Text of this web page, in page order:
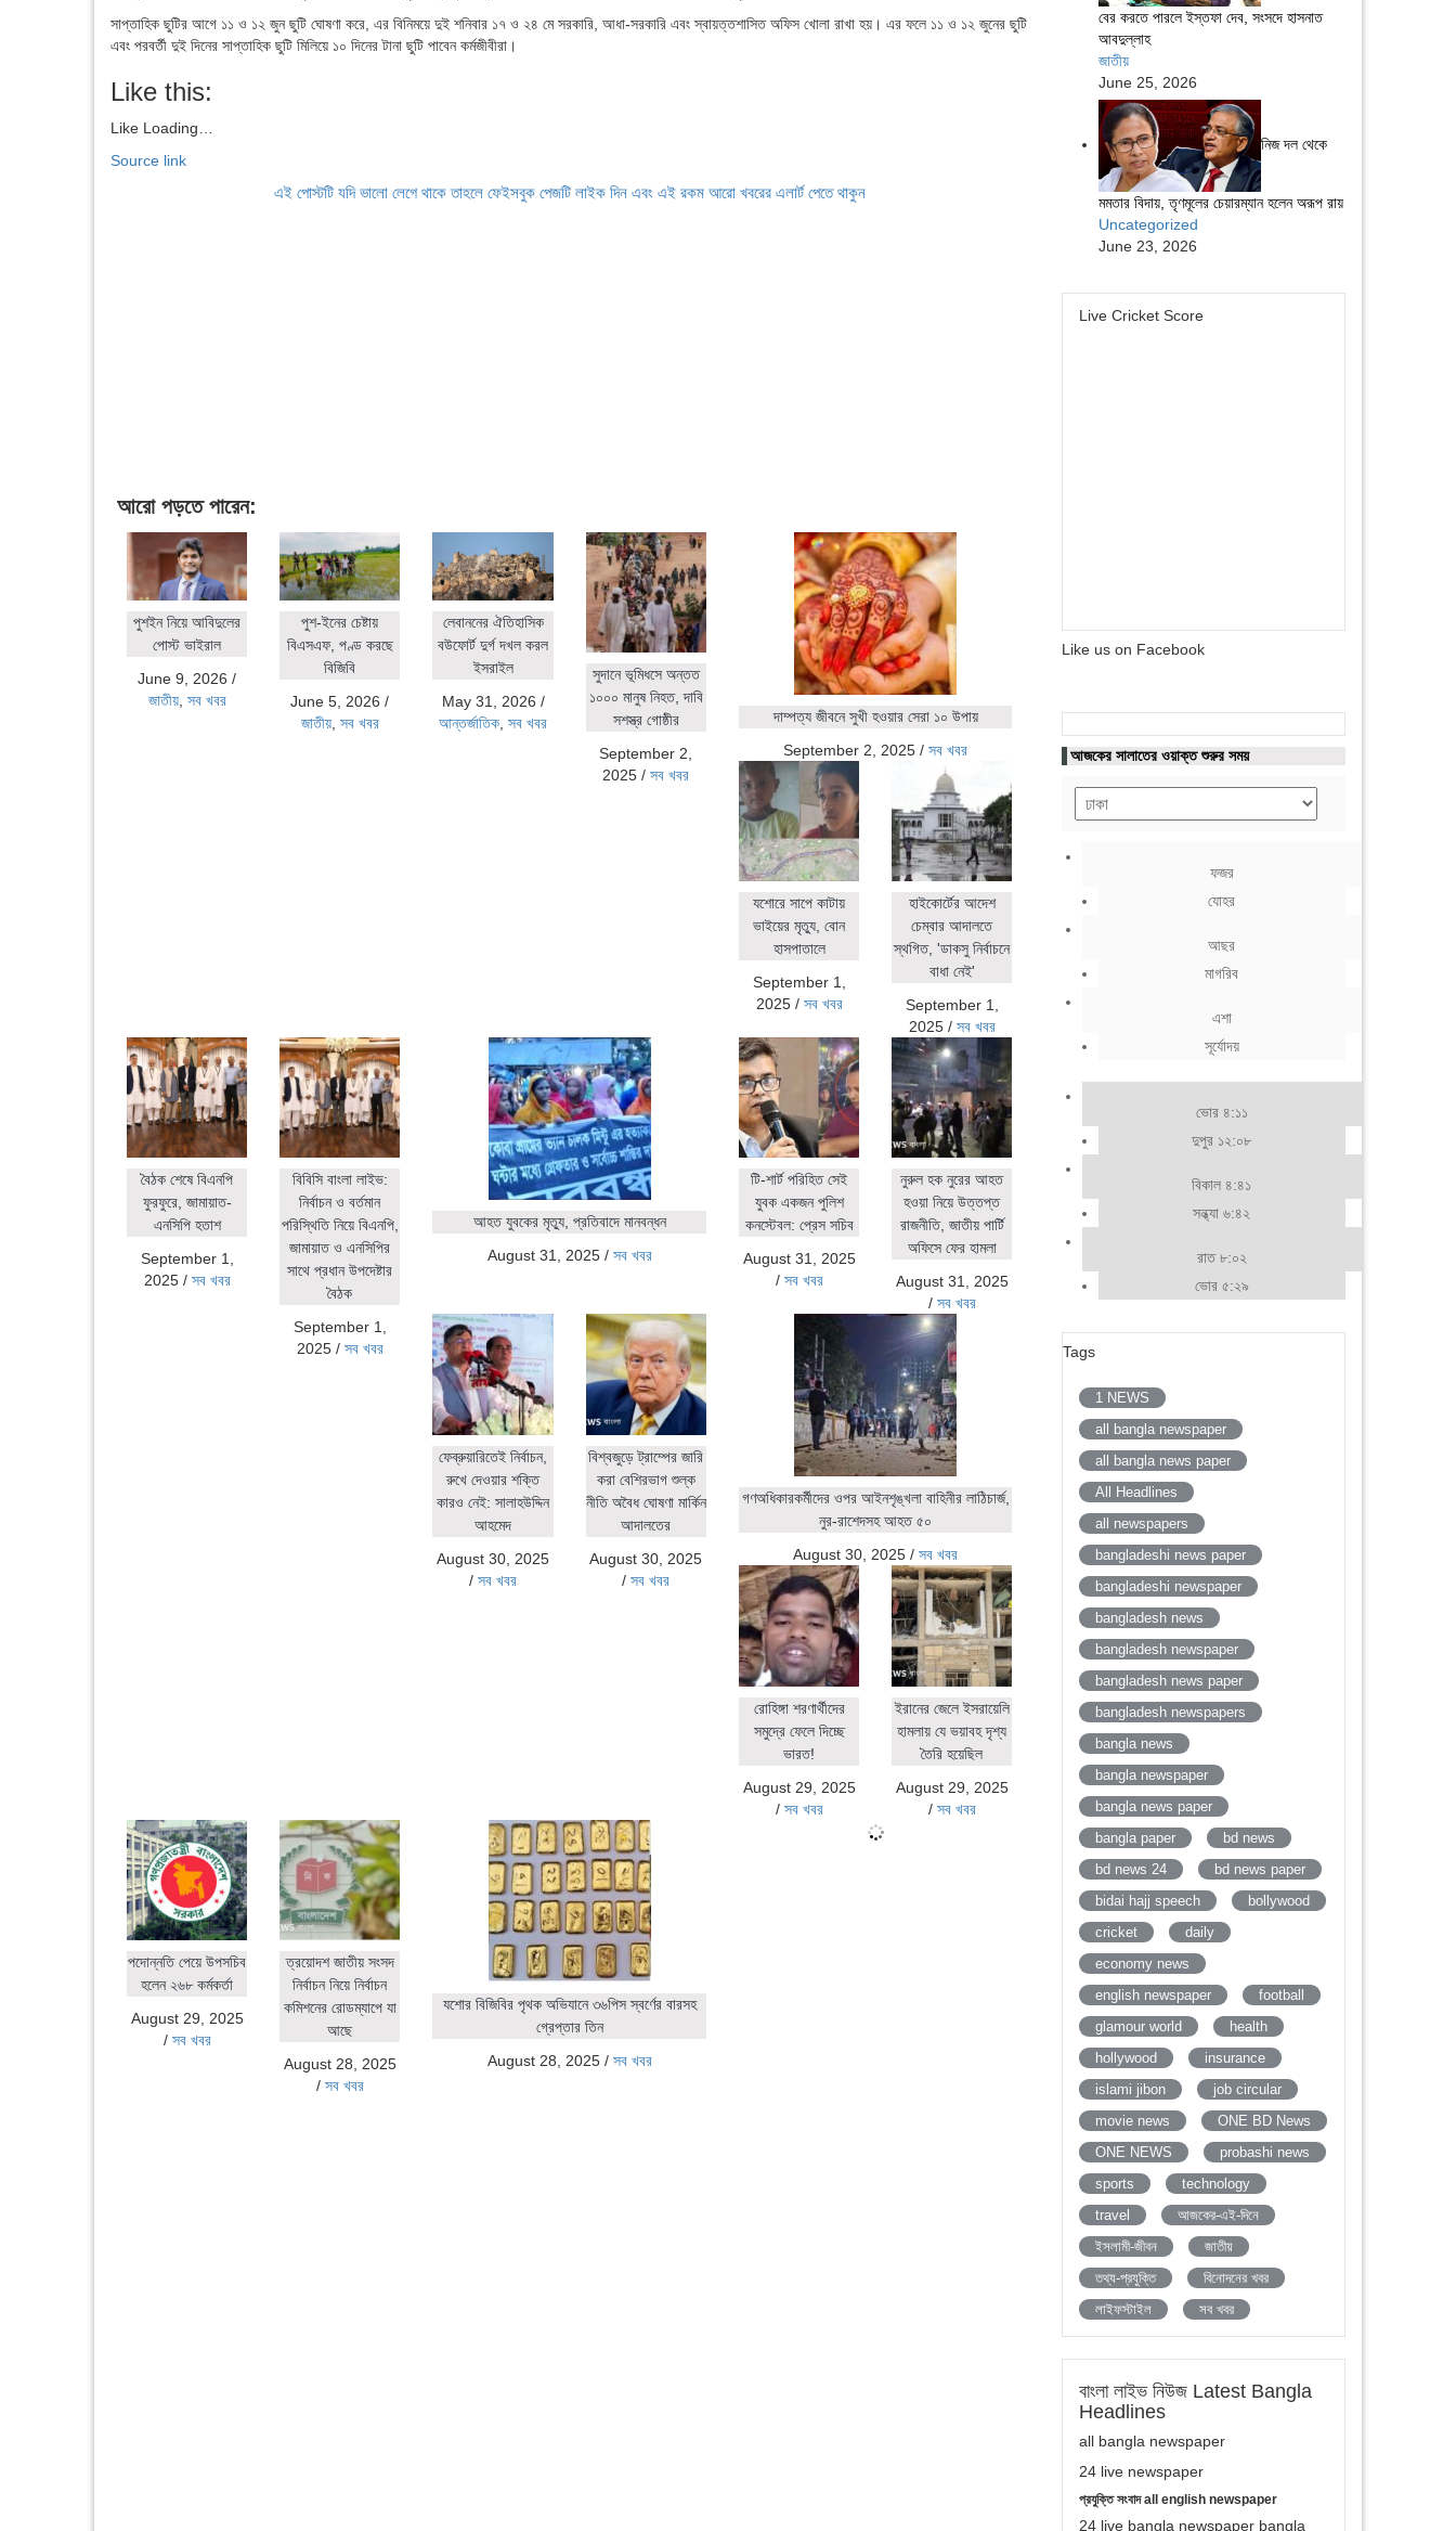
সাপ্তাহিক ছুটির আগে ১১ ও ১২ জুন ছুটি ঘোষণা করে, এর বিনিময়ে দুই শনিবার ১৭ ও ২৪ মে সরকারি, আধা-সরকারি এবং স্বায়ত্তশাসিত অফিস খোলা রাখা হয়। এর ফলে ১১ ও ১২ জুনের ছুটি
এবং পরবর্তী দুই দিনের সাপ্তাহিক ছুটি মিলিয়ে ১০ দিনের টানা ছুটি পাবেন কর্মজীবীরা।
Like this:
Like Loading…
Source link
এই পোস্টটি যদি ভালো লেগে থাকে তাহলে ফেইসবুক পেজটি লাইক দিন এবং এই রকম আরো খবরের এলার্ট পেতে থাকুন
আরো পড়তে পারেন:
পুশইন নিয়ে আবিদুলের
পোস্ট ভাইরাল
June 9, 2026 /
জাতীয়, সব খবর
পুশ-ইনের চেষ্টায়
বিএসএফ, পণ্ড করছে
বিজিবি
June 5, 2026 /
জাতীয়, সব খবর
লেবাননের ঐতিহাসিক
বউফোর্ট দুর্গ দখল করল
ইসরাইল
May 31, 2026 /
আন্তর্জাতিক ,সব খবর
সুদানে ভূমিধসে অন্তত
১০০০ মানুষ নিহত, দাবি
সশস্ত্র গোষ্ঠীর
September 2,
2025 /সব খবর
দাম্পত্য জীবনে সুখী হওয়ার সেরা ১০ উপায়
September 2, 2025 /সব খবর
যশোরে সাপে কাটায়
ভাইয়ের মৃত্যু, বোন
হাসপাতালে
September 1,
2025/ সব খবর
হাইকোর্টের আদেশ
চেম্বার আদালতে
স্থগিত, 'ডাকসু নির্বাচনে
বাধা নেই'
September 1,
2025/ সব খবর
বৈঠক শেষে বিএনপি
ফুরফুরে, জামায়াত-
এনসিপি হতাশ
September 1,
2025/ সব খবর
বিবিসি বাংলা লাইভ:
নির্বাচন ও বর্তমান
পরিস্থিতি নিয়ে বিএনপি,
জামায়াত ও এনসিপির
সাথে প্রধান উপদেষ্টার
বৈঠক
September 1,
2025/ সব খবর
আহত যুবকের মৃত্যু, প্রতিবাদে মানবন্ধন
August 31, 2025/ সব খবর
টি-শার্ট পরিহিত সেই
যুবক একজন পুলিশ
কনস্টেবল: প্রেস সচিব
August 31, 2025
/ সব খবর
নুরুল হক নুরের আহত
হওয়া নিয়ে উত্তপ্ত
রাজনীতি, জাতীয় পার্টি
অফিসে ফের হামলা
August 31, 2025
/ সব খবর
ফেব্রুয়ারিতেই নির্বাচন,
রুখে দেওয়ার শক্তি
কারও নেই: সালাহউদ্দিন
আহমেদ
August 30, 2025
/সব খবর
বিশ্বজুড়ে ট্রাম্পের জারি
করা বেশিরভাগ শুল্ক
নীতি অবৈধ ঘোষণা মার্কিন
আদালতের
August 30, 2025
/সব খবর
গণঅধিকারকর্মীদের ওপর আইনশৃঙ্খলা বাহিনীর লাঠিচার্জ,
নুর-রাশেদসহ আহত ৫০
August 30, 2025 /সব খবর
রোহিঙ্গা শরণার্থীদের
সমুদ্রে ফেলে দিচ্ছে
ভারত!
August 29, 2025
/ সব খবর
ইরানের জেলে ইসরায়েলি
হামলায় যে ভয়াবহ দৃশ্য
তৈরি হয়েছিল
August 29, 2025
/ সব খবর
পদোন্নতি পেয়ে উপসচিব
হলেন ২৬৮ কর্মকর্তা
August 29, 2025
/ সব খবর
ত্রয়োদশ জাতীয় সংসদ
নির্বাচন নিয়ে নির্বাচন
কমিশনের রোডম্যাপে যা
আছে
August 28, 2025
/ সব খবর
যশোর বিজিবির পৃথক অভিযানে ৩৬পিস স্বর্ণের বারসহ
গ্রেপ্তার তিন
August 28, 2025/ সব খবর
বের করতে পারলে ইস্তফা দেব, সংসদে হাসনাত
আবদুল্লাহ
জাতীয়
June 25, 2026
নিজ দল থেকে
মমতার বিদায়, তৃণমূলের চেয়ারম্যান হলেন অরূপ রায়
Uncategorized
June 23, 2026
Live Cricket Score
Like us on Facebook
আজকের সালাতের ওয়াক্ত শুরুর সময়
ফজর
যোহর
আছর
মাগরিব
এশা
সূর্যোদয়
ভোর ৪:১১
দুপুর ১২:০৮
বিকাল ৪:৪১
সন্ধ্যা ৬:৪২
রাত ৮:০২
ভোর ৫:২৯
Tags
1 NEWS
all bangla newspaper
all bangla news paper
All Headlines
all newspapers
bangladeshi news paper
bangladeshi newspaper
bangladesh news
bangladesh newspaper
bangladesh news paper
bangladesh newspapers
bangla news
bangla newspaper
bangla news paper
bangla paper
bd news
bd news 24
bd news paper
bidai hajj speech
bollywood
cricket
daily
economy news
english newspaper
football
glamour world
health
hollywood
insurance
islami jibon
job circular
movie news
ONE BD News
ONE NEWS
probashi news
sports
technology
travel
আজকের-এই-দিনে
ইসলামী-জীবন
জাতীয়
তথ্য-প্রযুক্তি
বিনোদনের খবর
লাইফস্টাইল
সব খবর
বাংলা লাইভ নিউজ Latest Bangla
Headlines
all bangla newspaper
24 live newspaper
প্রযুক্তি সংবাদ all english newspaper
24 live bangla newspaper bangla